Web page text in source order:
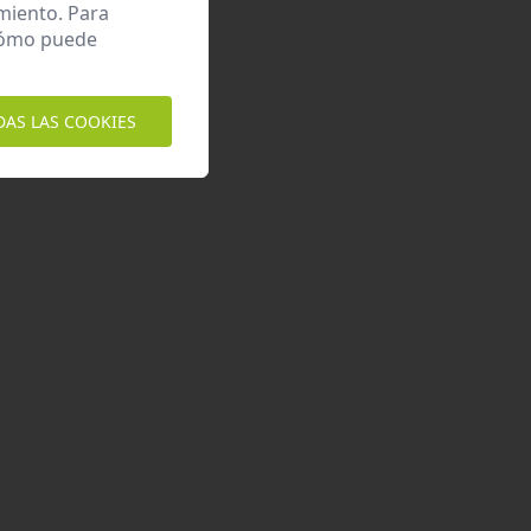
Para
puede
LAS COOKIES